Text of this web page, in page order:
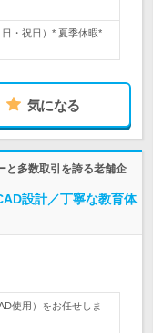
・祝日）* 夏季休暇*
気になる
と多数取引を誇る老舗企
設計／丁寧な教育体
使用）をお任せしま